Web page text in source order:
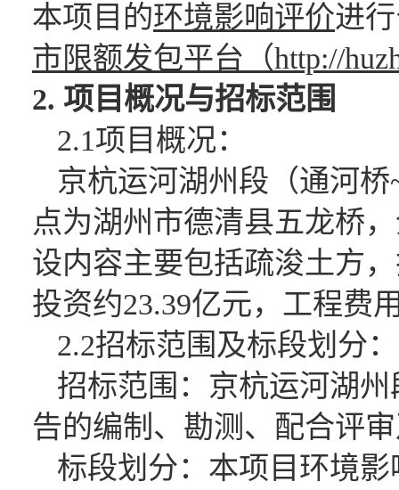
本项目的环境影响评价进
市限额发包平台（http://
2. 项目概况与招标范围
2.1项目概况：
京杭运河湖州段（通河桥
点为湖州市德清县五龙桥
设内容主要包括疏浚土方
投资约23.39亿元，工程费
2.2招标范围及标段划分：
招标范围： 京杭运河湖
告的编制、勘测、配合评
标段划分：本项目环境